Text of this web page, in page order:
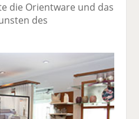
die Orientware und das
des